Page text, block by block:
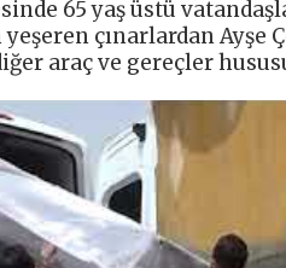
65 yaş üstü
yeşeren çınarlardan Ayşe
araç ve gereçler